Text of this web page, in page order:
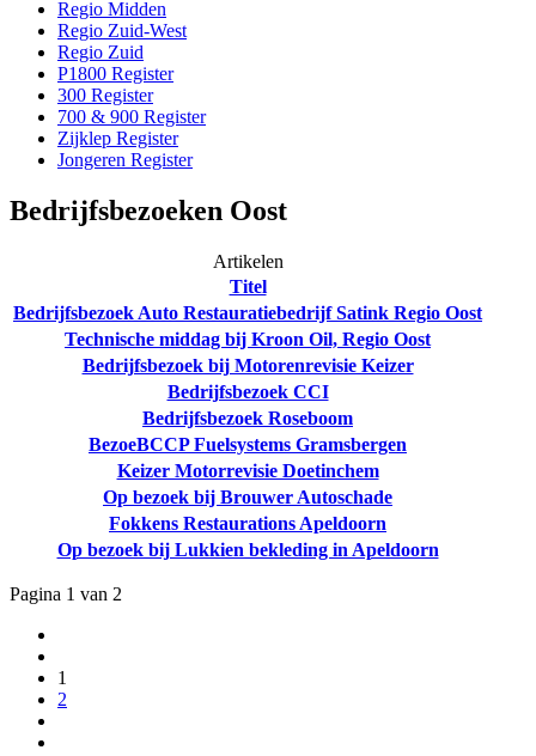
Regio Midden
Regio Zuid-West
Regio Zuid
P1800 Register
300 Register
700 & 900 Register
Zijklep Register
Jongeren Register
Bedrijfsbezoeken Oost
Artikelen
Titel
Bedrijfsbezoek Auto Restauratiebedrijf Satink Regio Oost
Technische middag bij Kroon Oil, Regio Oost
Bedrijfsbezoek bij Motorenrevisie Keizer
Bedrijfsbezoek CCI
Bedrijfsbezoek Roseboom
BezoeBCCP Fuelsystems Gramsbergen
Keizer Motorrevisie Doetinchem
Op bezoek bij Brouwer Autoschade
Fokkens Restaurations Apeldoorn
Op bezoek bij Lukkien bekleding in Apeldoorn
Pagina 1 van 2
1
2